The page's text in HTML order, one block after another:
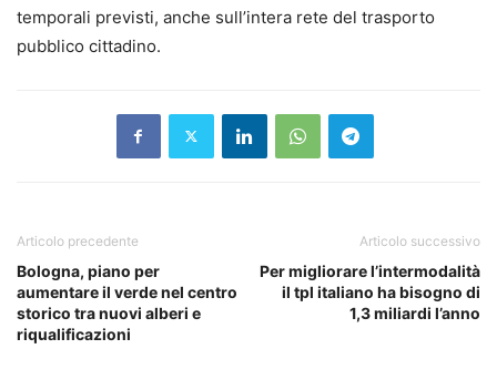
temporali previsti, anche sull’intera rete del trasporto
pubblico cittadino.
Articolo precedente
Bologna, piano per
aumentare il verde nel centro
storico tra nuovi alberi e
riqualificazioni
Articolo successivo
Per migliorare l’intermodalità
il tpl italiano ha bisogno di
1,3 miliardi l’anno